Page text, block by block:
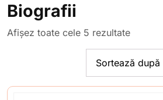
Biografii
Afișez toate cele 5 rezultateSortat
după
cele
mai
recente